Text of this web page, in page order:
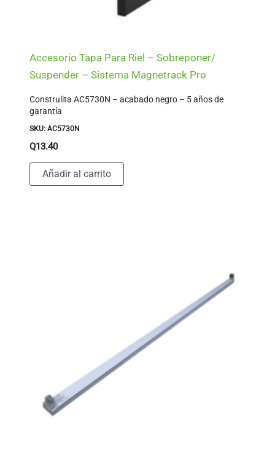
Accesorio Tapa Para Riel – Sobreponer/
Suspender – Sistema Magnetrack Pro
Construlita AC5730N – acabado negro – 5 años de
garantía
SKU: AC5730N
Q13.40
Añadir al carrito